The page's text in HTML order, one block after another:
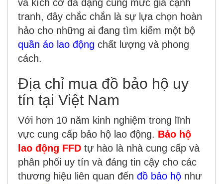
và kích cỡ đa dạng cùng mức giá cạnh
tranh, đây chắc chắn là sự lựa chọn hoàn
hảo cho những ai đang tìm kiếm một bộ
quần áo lao động chất lượng và phong
cách.
Địa chỉ mua đồ bảo hộ uy
tín tại Việt Nam
Với hơn 10 năm kinh nghiệm trong lĩnh
vực cung cấp bảo hộ lao động. Bảo hộ
lao động FFD tự hào là nhà cung cấp và
phân phối uy tín và đáng tin cậy cho các
thương hiệu liên quan đến đồ bảo hộ như